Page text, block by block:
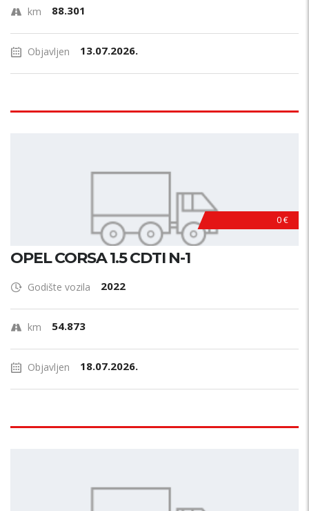
km 88.301
Objavljen 13.07.2026.
0 €
OPEL CORSA 1.5 CDTI N-1
Godište vozila 2022
km 54.873
Objavljen 18.07.2026.